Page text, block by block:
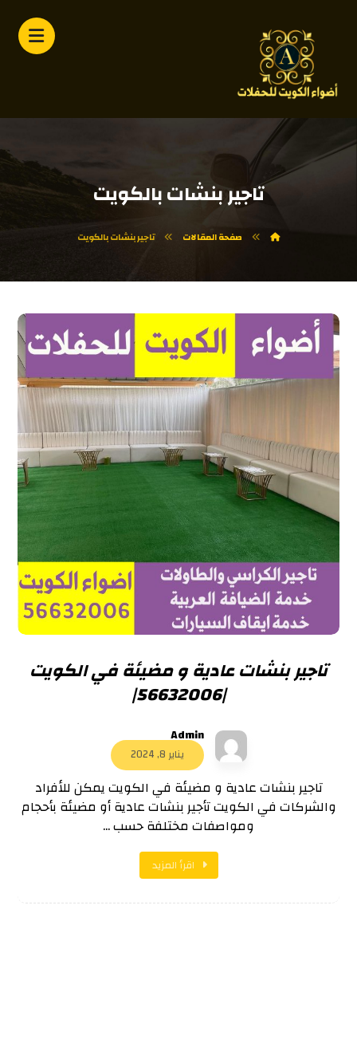
تاجير بنشات بالكويت
صفحة المقالات تاجير بنشات بالكويت
تاجير بنشات عادية و مضيئة في الكويت
|56632006|
Admin
يناير 8, 2024
تاجير بنشات عادية و مضيئة في الكويت يمكن للأفراد
والشركات في الكويت تأجير بنشات عادية أو مضيئة بأحجام
ومواصفات مختلفة حسب ...
اقرأ المزيد